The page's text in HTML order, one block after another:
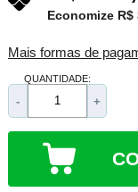
Economize R$
Mais formas de
QUANTIDADE:
- +